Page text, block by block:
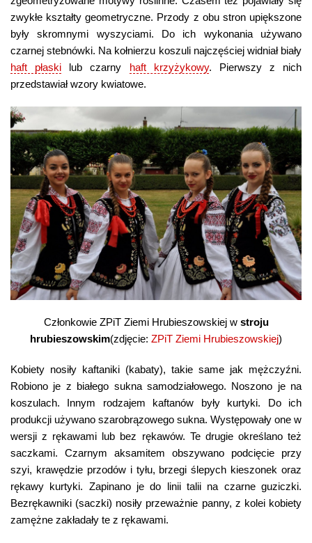
zwykłe kształty geometryczne. Przody z obu stron upiększone
były skromnymi wyszyciami. Do ich wykonania używano
czarnej stebnówki. Na kołnierzu koszuli najczęściej widniał biały
haft płaski lub czarny haft krzyżykowy. Pierwszy z nich
przedstawiał wzory kwiatowe.
Członkowie ZPiT Ziemi Hrubieszowskiej w stroju
hrubieszowskim(zdjęcie: ZPiT Ziemi Hrubieszowskiej)
Kobiety nosiły kaftaniki (kabaty), takie same jak mężczyźni.
Robiono je z białego sukna samodziałowego. Noszono je na
koszulach. Innym rodzajem kaftanów były kurtyki. Do ich
produkcji używano szarobrązowego sukna. Występowały one w
wersji z rękawami lub bez rękawów. Te drugie określano też
saczkami. Czarnym aksamitem obszywano podcięcie przy
szyi, krawędzie przodów i tyłu, brzegi ślepych kieszonek oraz
rękawy kurtyki. Zapinano je do linii talii na czarne guziczki.
Bezrękawniki (saczki) nosiły przeważnie panny, z kolei kobiety
zamężne zakładały te z rękawami.